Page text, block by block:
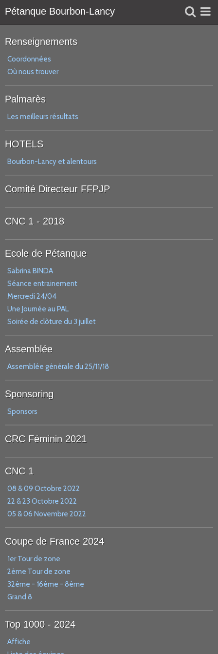
Pétanque Bourbon-Lancy
Liens
Réservation
Renseignements
Coordonnées
Où nous trouver
Palmarès
Les meilleurs résultats
HOTELS
Bourbon-Lancy et alentours
Comité Directeur FFPJP
CNC 1 - 2018
Ecole de Pétanque
Sabrina BINDA
Séance entrainement
Mercredi 24/04
Une Journée au PAL
Soirée de clôture du 3 juillet
Assemblée
Assemblée générale du 25/11/18
Sponsoring
Sponsors
CRC Féminin 2021
CNC 1
08 & 09 Octobre 2022
22 & 23 Octobre 2022
05 & 06 Novembre 2022
Coupe de France 2024
1er Tour de zone
2ème Tour de zone
32ème - 16ème - 8ème
Grand 8
Top 1000 - 2024
Affiche